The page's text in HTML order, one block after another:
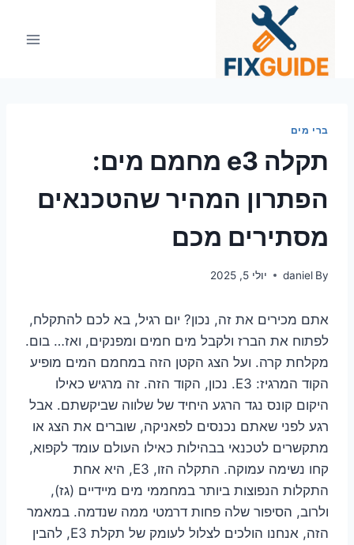
ברי מים
תקלה e3 מחמם מים:
הפתרון המהיר שהטכנאים
מסתירים מכם
By
daniel יולי 5, 2025
אתם מכירים את זה, נכון? יום רגיל, בא לכם להתקלח,
לפתוח את הברז ולקבל מים חמים ומפנקים, ואז… בום.
מקלחת קרה. ועל הצג הקטן הזה במחמם המים מופיע
הקוד המרגיז: E3. נכון, הקוד הזה. זה מרגיש כאילו
היקום קונס נגד הרגע היחיד של שלווה שביקשתם. אבל
רגע לפני שאתם נכנסים לפאניקה, שוברים את הצג או
מתקשרים לטכנאי בבהילות כאילו העולם עומד לקפוא,
קחו נשימה עמוקה. התקלה הזו, E3, היא אחת
התקלות הנפוצות ביותר במחממי מים מיידיים (גז),
ולרוב, הסיפור שלה פחות דרמטי ממה שנדמה. במאמר
הזה, אנחנו הולכים לצלול לעומק של תקלת E3, להבין